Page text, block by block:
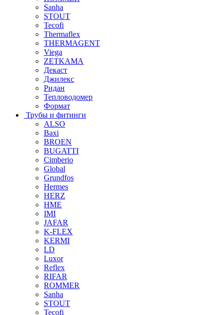
Sanha
STOUT
Tecofi
Thermaflex
THERMAGENT
Viega
ZETKAMA
Декаст
Джилекс
Ридан
Тепловодомер
Формат
Трубы и фитинги
ALSO
Baxi
BROEN
BUGATTI
Cimberio
Global
Grundfos
Hermes
HERZ
HME
IMI
JAFAR
K-FLEX
KERMI
LD
Luxor
Reflex
RIFAR
ROMMER
Sanha
STOUT
Tecofi